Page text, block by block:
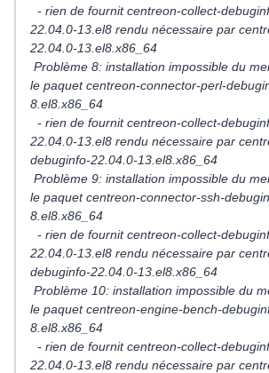
- rien de fournit centreon-collect-
22.04.0-13.el8 rendu nécessaire par
22.04.0-13.el8.x86_64
Problème 8: installation impossible du
le paquet centreon-connector-perl-
8.el8.x86_64
- rien de fournit centreon-collect-
22.04.0-13.el8 rendu nécessaire par
debuginfo-22.04.0-13.el8.x86_64
Problème 9: installation impossible du
le paquet centreon-connector-ssh-
8.el8.x86_64
- rien de fournit centreon-collect-
22.04.0-13.el8 rendu nécessaire par
debuginfo-22.04.0-13.el8.x86_64
Problème 10: installation impossible du
le paquet centreon-engine-bench-
8.el8.x86_64
- rien de fournit centreon-collect-
22.04.0-13.el8 rendu nécessaire par